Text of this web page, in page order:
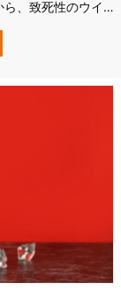
、致死性のウイ
います。 今回の
をどう守るべきか